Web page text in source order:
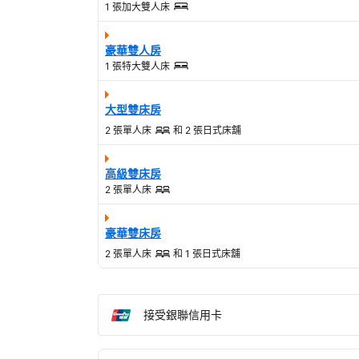
1 張加大雙人床
豪華雙人房
1 張特大雙人床
大型雙床房
2 張單人床 和 2 張日式床舖
高級雙床房
2 張單人床
豪華雙床房
2 張單人床 和 1 張日式床舖
接受銀聯信用卡